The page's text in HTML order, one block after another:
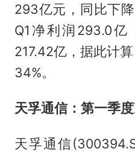
293亿元，同比下
Q1净利润293.0
217.42亿，据此计
34%。
天孚通信：第一季
天孚通信